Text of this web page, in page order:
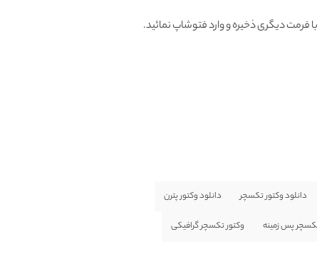
دانلود وکتور تکسچر دانلود وکتور پترن
پس زمینه وکتور تکسچر گرافیکی